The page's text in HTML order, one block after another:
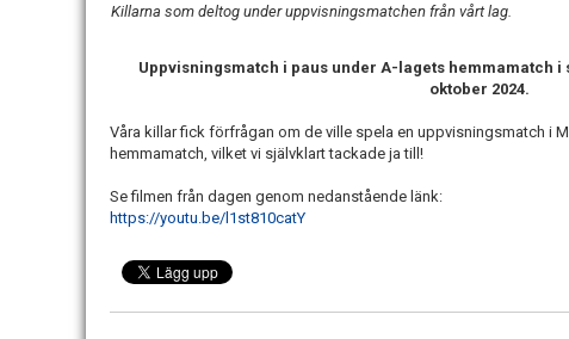
Killarna som deltog under uppvisningsmatchen från vårt lag.
Uppvisningsmatch i paus under A-lagets hemmamatch i
oktober 2024.
Våra killar fick förfrågan om de ville spela en uppvisningsmatch i
hemmamatch, vilket vi självklart tackade ja till!
Se filmen från dagen genom nedanstående länk:
https://youtu.be/l1st810catY